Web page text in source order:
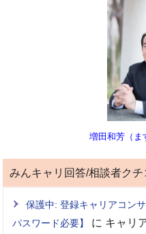
増田和芳（ま
みんキャリ回答/相談者クチ
保護中: 登録キャリアコン
パスワード必要】
に キャリ